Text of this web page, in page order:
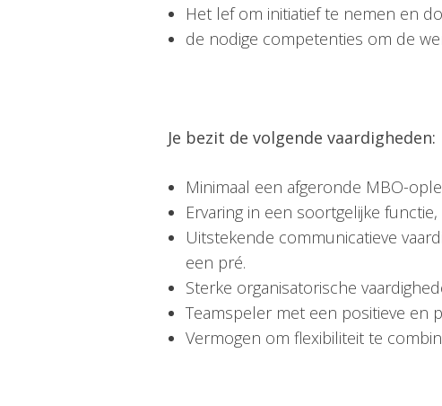
Het lef om initiatief te nemen en
de nodige competenties om de
Je bezit de volgende vaardigheden:
Minimaal een afgeronde MBO-
Ervaring in een soortgelijke
Uitstekende communicatieve
een pré.
Sterke organisatorische
Teamspeler met een positieve en
Vermogen om flexibiliteit te